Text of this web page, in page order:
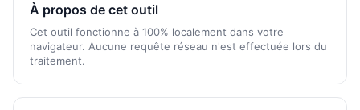
À propos de cet outil
Cet outil fonctionne à 100% localement dans votre
navigateur. Aucune requête réseau n'est effectuée lors du
traitement.